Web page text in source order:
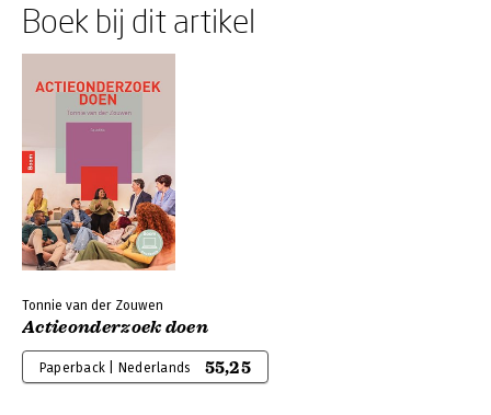
Boek bij dit artikel
Tonnie van der Zouwen
Actieonderzoek doen
Paperback | Nederlands 55,25